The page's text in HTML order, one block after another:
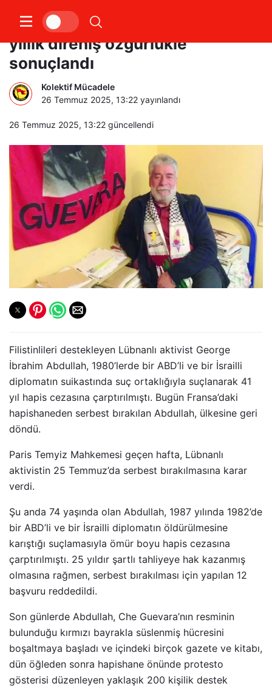
Lübnanlı George Abdullah: 40
yıllık direniş özgürlükle
sonuçlandı
Kolektif Mücadele
26 Temmuz 2025, 13:22 yayınlandı
26 Temmuz 2025, 13:22 güncellendi
Filistinlileri destekleyen Lübnanlı aktivist George
İbrahim Abdullah, 1980’lerde bir ABD’li ve bir İsrailli
diplomatın suikastında suç ortaklığıyla suçlanarak 41
yıl hapis cezasına çarptırılmıştı. Bugün Fransa’daki
hapishaneden serbest bırakılan Abdullah, ülkesine geri
döndü.
Paris Temyiz Mahkemesi geçen hafta, Lübnanlı
aktivistin 25 Temmuz’da serbest bırakılmasına karar
verdi.
Şu anda 74 yaşında olan Abdullah, 1987 yılında 1982’de
bir ABD’li ve bir İsrailli diplomatın öldürülmesine
karıştığı suçlamasıyla ömür boyu hapis cezasına
çarptırılmıştı. 25 yıldır şartlı tahliyeye hak kazanmış
olmasına rağmen, serbest bırakılması için yapılan 12
başvuru reddedildi.
Son günlerde Abdullah, Che Guevara’nın resminin
bulunduğu kırmızı bayrakla süslenmiş hücresini
boşaltmaya başladı ve içindeki birçok gazete ve kitabı,
dün öğleden sonra hapishane önünde protesto
gösterisi düzenleyen yaklaşık 200 kişilik destek